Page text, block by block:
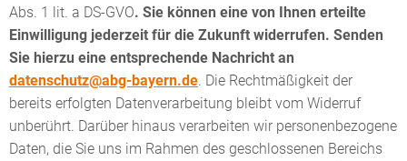
Abs. 1 lit. a DS-GVO. Sie können eine von Ihnen erteilte
Einwilligung jederzeit für die Zukunft widerrufen. Senden
Sie hierzu eine entsprechende Nachricht an
datenschutz@abg-bayern.de. Die Rechtmäßigkeit der
bereits erfolgten Datenverarbeitung bleibt vom Widerruf
unberührt. Darüber hinaus verarbeiten wir personenbezogene
Daten, die Sie uns im Rahmen des geschlossenen Bereichs